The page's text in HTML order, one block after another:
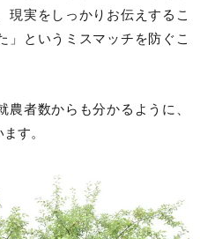
現実をしっかりお伝えするこ
」というミスマッチを防ぐこ
者数からも分かるように、
す。